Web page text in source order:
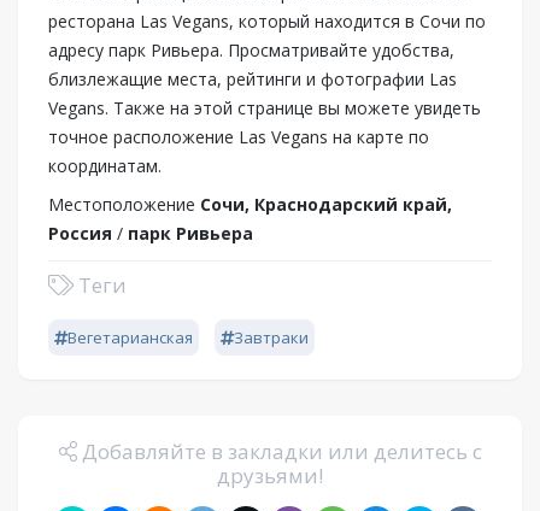
ресторана Las Vegans, который находится в Сочи по
адресу парк Ривьера. Просматривайте удобства,
близлежащие места, рейтинги и фотографии Las
Vegans. Также на этой странице вы можете увидеть
точное расположение Las Vegans на карте по
координатам.
Местоположение Сочи, Краснодарский край,
Россия / парк Ривьера
Теги
Вегетарианская Завтраки
Добавляйте в закладки или делитесь с
друзьями!